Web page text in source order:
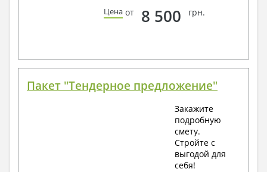
Цена от 8 500 грн.
Пакет "Тендерное предложение"
Закажите
подробную
смету.
Стройте с
выгодой для
себя!